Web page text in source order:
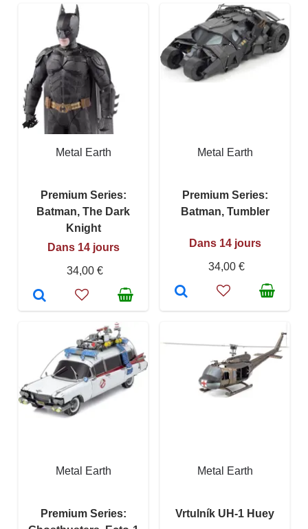
Metal Earth
Premium Series:
Batman, The Dark
Knight
Dans 14 jours
34,00 €
Metal Earth
Premium Series:
Batman, Tumbler
Dans 14 jours
34,00 €
Metal Earth
Premium Series:
Metal Earth
Vrtulník UH-1 Huey